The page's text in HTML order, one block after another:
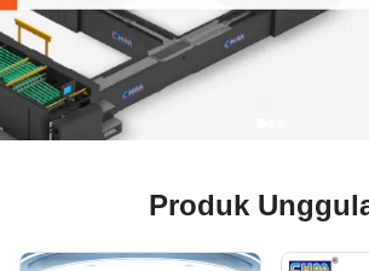
Produk